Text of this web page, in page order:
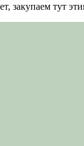
закупаем тут